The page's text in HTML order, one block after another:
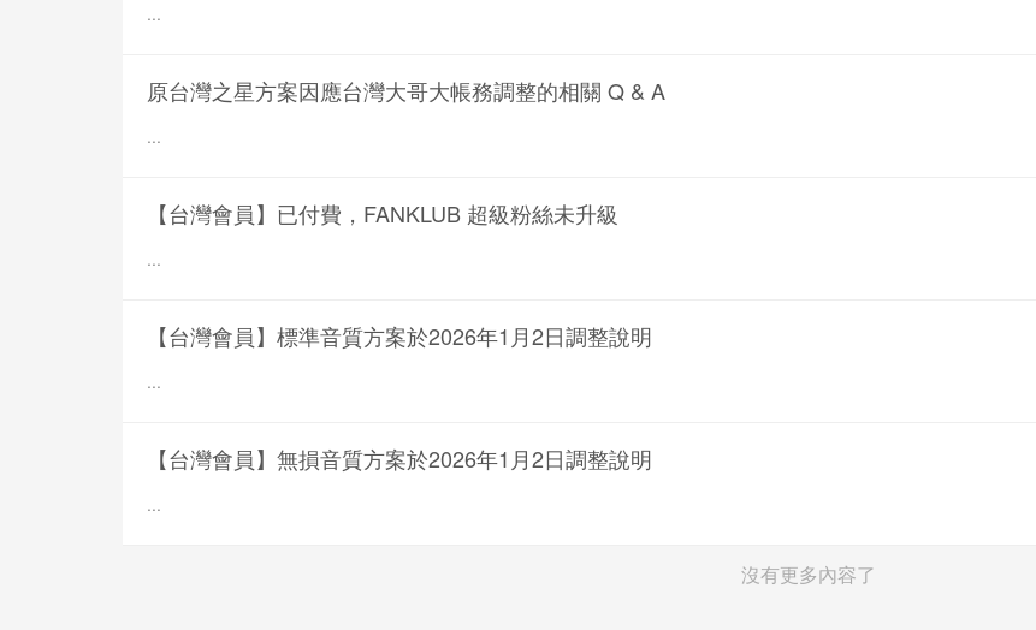
...
原台灣之星方案因應台灣大哥大帳務調整的相關 Q & A
...
【台灣會員】已付費，FANKLUB 超級粉絲未升級
...
【台灣會員】標準音質方案於2026年1月2日調整說明
...
【台灣會員】無損音質方案於2026年1月2日調整說明
...
沒有更多內容了